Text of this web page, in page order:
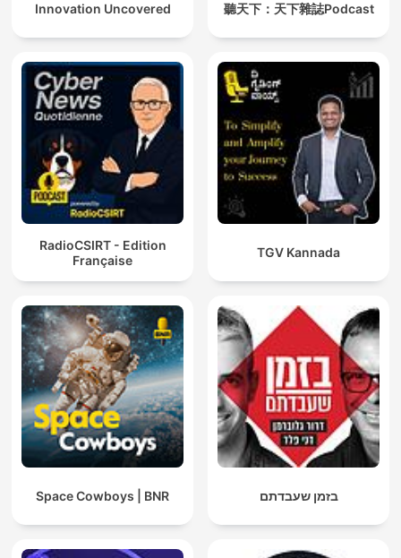
Innovation Uncovered 聽天下：天下雜誌Podcast
RadioCSIRT - Edition
Française
TGV Kannada
Space Cowboys | BNR בזמן שעבדתם